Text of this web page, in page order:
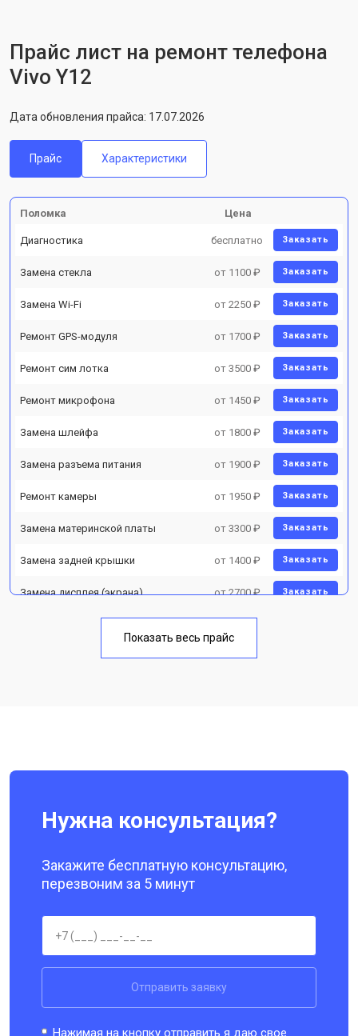
Прайс лист на ремонт телефона
Vivo Y12
Дата обновления прайса: 17.07.2026
Прайс Характеристики
Поломка Цена
Диагностика бесплатно Заказать
Замена стекла от 1100 ₽ Заказать
Замена Wi-Fi от 2250 ₽ Заказать
Ремонт GPS-модуля от 1700 ₽ Заказать
Ремонт сим лотка от 3500 ₽ Заказать
Ремонт микрофона от 1450 ₽ Заказать
Замена шлейфа от 1800 ₽ Заказать
Замена разъема питания от 1900 ₽ Заказать
Ремонт камеры от 1950 ₽ Заказать
Замена материнской платы от 3300 ₽ Заказать
Замена задней крышки от 1400 ₽ Заказать
Замена дисплея (экрана) от 2700 ₽ Заказать
Замена кнопки включения от 1750 ₽
Показать весь прайс
Нужна консультация?
Закажите бесплатную консультацию,
перезвоним за 5 минут
Отправить заявку
Нажимая на кнопку отправить я даю свое